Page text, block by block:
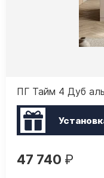
ПГ Тайм 4 Дуб
47 740 ₽